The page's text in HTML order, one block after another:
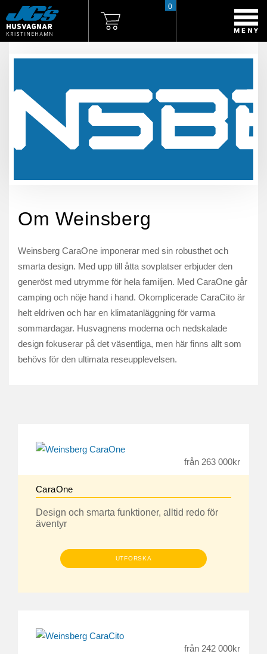
0
Om Weinsberg
Weinsberg CaraOne imponerar med sin robusthet och
smarta design. Med upp till åtta sovplatser erbjuder den
generöst med utrymme för hela familjen. Med CaraOne går
camping och nöje hand i hand. Okomplicerade CaraCito är
helt eldriven och har en klimatanläggning för varma
sommardagar. Husvagnens moderna och nedskalade
design fokuserar på det väsentliga, men här finns allt som
behövs för den ultimata reseupplevelsen.
från 263 000kr
CaraOne
Design och smarta funktioner, alltid redo för
äventyr
UTFORSKA
från 242 000kr